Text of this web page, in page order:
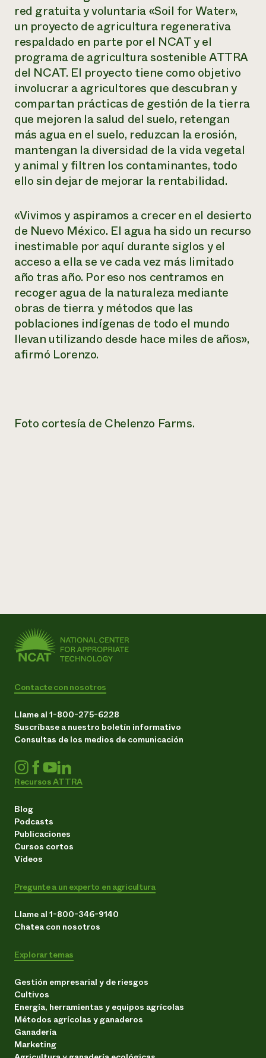
red gratuita y voluntaria «Soil for Water»,
un proyecto de agricultura regenerativa
respaldado en parte por el NCAT y el
programa de agricultura sostenible ATTRA
del NCAT. El proyecto tiene como objetivo
involucrar a agricultores que descubran y
compartan prácticas de gestión de la tierra
que mejoren la salud del suelo, retengan
más agua en el suelo, reduzcan la erosión,
mantengan la diversidad de la vida vegetal
y animal y filtren los contaminantes, todo
ello sin dejar de mejorar la rentabilidad.
«Vivimos y aspiramos a crecer en el desierto
de Nuevo México. El agua ha sido un recurso
inestimable por aquí durante siglos y el
acceso a ella se ve cada vez más limitado
año tras año. Por eso nos centramos en
recoger agua de la naturaleza mediante
obras de tierra y métodos que las
poblaciones indígenas de todo el mundo
llevan utilizando desde hace miles de años»,
afirmó Lorenzo.
Foto cortesía de Chelenzo Farms.
Contacte con nosotros
Llame al 1-800-275-6228
Suscríbase a nuestro boletín informativo
Consultas de los medios de comunicación
Recursos ATTRA
Blog
Podcasts
Publicaciones
Cursos cortos
Vídeos
Pregunte a un experto en agricultura
Llame al 1-800-346-9140
Chatea con nosotros
Explorar temas
Gestión empresarial y de riesgos
Cultivos
Energía, herramientas y equipos agrícolas
Métodos agrícolas y ganaderos
Ganadería
Marketing